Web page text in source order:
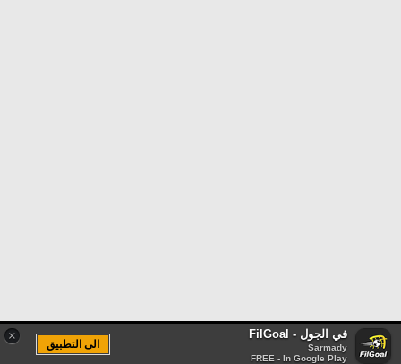
× في الجول - FilGoal
Sarmady
FREE - In Google Play
الى التطبيق